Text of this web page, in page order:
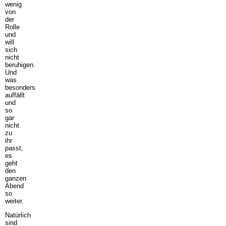
wenig
von
der
Rolle
und
will
sich
nicht
beruhigen.
Und
was
besonders
auffällt
und
so
gar
nicht
zu
ihr
passt,
es
geht
den
ganzen
Abend
so
weiter.
Natürlich
sind